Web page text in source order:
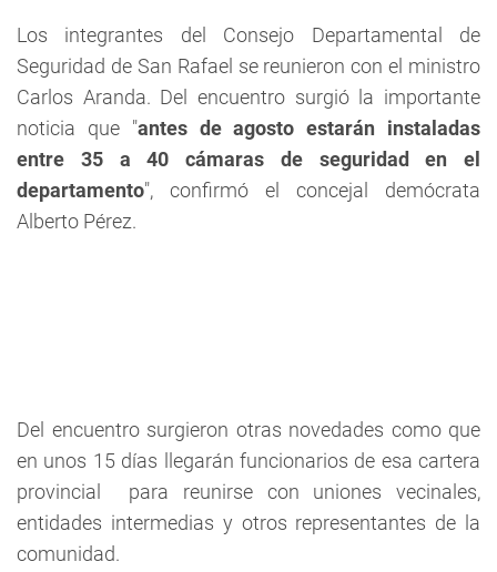
Los integrantes del Consejo Departamental de
Seguridad de San Rafael se reunieron con el ministro
Carlos Aranda. Del encuentro surgió la importante
noticia que "antes de agosto estarán instaladas
entre 35 a 40 cámaras de seguridad en el
departamento", confirmó el concejal demócrata
Alberto Pérez.
Del encuentro surgieron otras novedades como que
en unos 15 días llegarán funcionarios de esa cartera
provincial para reunirse con uniones vecinales,
entidades intermedias y otros representantes de la
comunidad.